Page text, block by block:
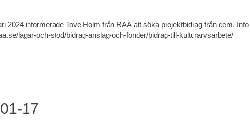
2024 informerade Tove Holm från RAÄ att söka projektbidrag från dem. Info
lagar-och-stod/bidrag-anslag-och-fonder/bidrag-till-kulturarvsarbete/
17